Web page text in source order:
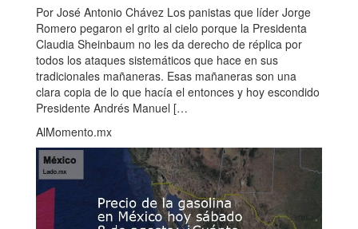
Por José Antonio Chávez Los panistas que líder Jorge
Romero pegaron el grito al cielo porque la Presidenta
Claudia Sheinbaum no les da derecho de réplica por
todos los ataques sistemáticos que hace en sus
tradicionales mañaneras. Esas mañaneras son una
clara copia de lo que hacía el entonces y hoy escondido
Presidente Andrés Manuel […
AlMomento.mx